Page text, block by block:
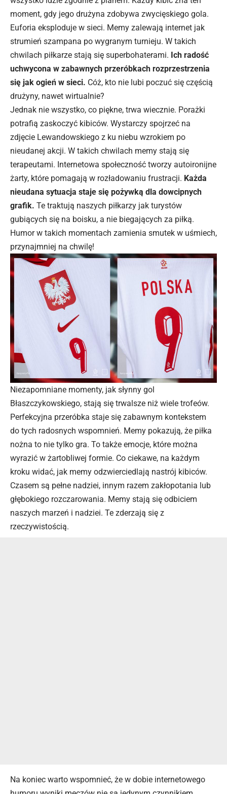
moment, gdy jego drużyna zdobywa zwycięskiego gola.
Euforia eksploduje w sieci. Memy zalewają internet jak
strumień szampana po wygranym turnieju. W takich
chwilach piłkarze stają się superbohaterami. Ich radość
uchwycona w zabawnych przeróbkach rozprzestrzenia
się jak ogień w sieci. Cóż, kto nie lubi poczuć się częścią
drużyny, nawet wirtualnie?
Jednak nie wszystko, co piękne, trwa wiecznie. Porażki
potrafią zaskoczyć kibiców. Wystarczy spojrzeć na
zdjęcie Lewandowskiego z ku niebu wzrokiem po
nieudanej akcji. W takich chwilach memy stają się
terapeutami. Internetowa społeczność tworzy autoironijne
żarty, które pomagają w rozładowaniu frustracji. Każda
nieudana sytuacja staje się pożywką dla dowcipnych
grafik. Te traktują naszych piłkarzy jak turystów
gubiących się na boisku, a nie biegających za piłką.
Humor w takich momentach zamienia smutek w uśmiech,
przynajmniej na chwilę!
Niezapomniane momenty, jak słynny gol
Błaszczykowskiego, stają się trwalsze niż wiele trofeów.
Perfekcyjna przeróbka staje się zabawnym kontekstem
do tych radosnych wspomnień. Memy pokazują, że piłka
nożna to nie tylko gra. To także emocje, które można
wyrazić w żartobliwej formie. Co ciekawe, na każdym
kroku widać, jak memy odzwierciedlają nastrój kibiców.
Czasem są pełne nadziei, innym razem zakłopotania lub
głębokiego rozczarowania. Memy stają się odbiciem
naszych marzeń i nadziei. Te zderzają się z
rzeczywistością.
Na koniec warto wspomnieć, że w dobie internetowego